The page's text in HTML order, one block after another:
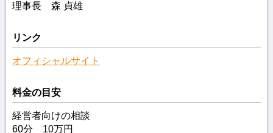
理事長 森 貞雄
リンク
オフィシャルサイト
料金の目安
経営者向けの相談
60分 10万円